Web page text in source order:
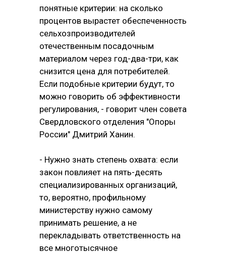
понятные критерии: на сколько
процентов вырастет обеспеченность
сельхозпроизводителей
отечественным посадочным
материалом через год-два-три, как
снизится цена для потребителей.
Если подобные критерии будут, то
можно говорить об эффективности
регулирования, - говорит член совета
Свердловского отделения "Опоры
России" Дмитрий Ханин.
- Нужно знать степень охвата: если
закон повлияет на пять-десять
специализированных организаций,
то, вероятно, профильному
министерству нужно самому
принимать решение, а не
перекладывать ответственность на
все многотысячное